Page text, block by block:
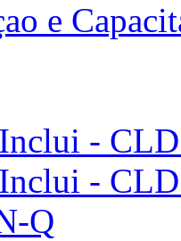
e
-
-
Q